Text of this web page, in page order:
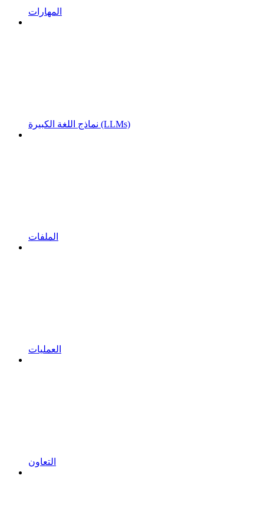
المهارات
نماذج اللغة الكبيرة (LLMs)
الملفات
العمليات
التعاون